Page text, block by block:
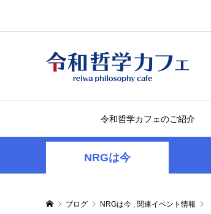
令和哲学カフェのご紹介
NRGは今
ブログ NRGは今 , 関連イベント情報